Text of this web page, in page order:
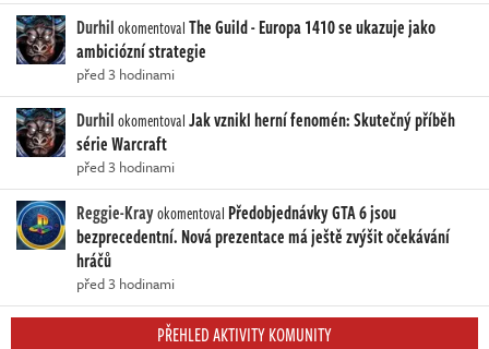
DurhilokomentovalThe Guild - Europa 1410 se ukazuje jako
ambiciózní strategie
před 3 hodinami
DurhilokomentovalJak vznikl herní fenomén: Skutečný příběh
série Warcraft
před 3 hodinami
Reggie-Krayokomentoval Předobjednávky GTA 6 jsou
bezprecedentní. Nová prezentace má ještě zvýšit očekávání
hráčů
před 3 hodinami
PŘEHLED AKTIVITY KOMUNITY